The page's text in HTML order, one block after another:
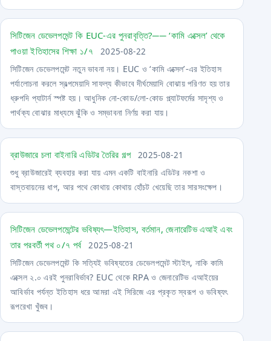
সিটিজেন ডেভেলপমেন্ট কি EUC-এর পুনরাবৃত্তি?── ‘কামি এক্সেল’ থেকে
পাওয়া ইতিহাসের শিক্ষা ১/৭
2025-08-22
সিটিজেন ডেভেলপমেন্ট নতুন ভাবনা নয়। EUC ও ‘কামি এক্সেল’-এর ইতিহাস
পর্যালোচনা করলে স্বল্পমেয়াদি সাফল্য কীভাবে দীর্ঘমেয়াদি বোঝায় পরিণত হয় তার
ধ্রুপদি প্যাটার্ন স্পষ্ট হয়। আধুনিক নো-কোড/লো-কোড প্ল্যাটফর্মের সাদৃশ্য ও
পার্থক্য বোঝার মাধ্যমে ঝুঁকি ও সম্ভাবনা নির্ণয় করা যায়।
ব্রাউজারে চলা বাইনারি এডিটর তৈরির গল্প 2025-08-21
শুধু ব্রাউজারেই ব্যবহার করা যায় এমন একটি বাইনারি এডিটর নকশা ও
বাস্তবায়নের ধাপ, আর পথে কোথায় কোথায় হোঁচট খেয়েছি তার সারসংক্ষেপ।
সিটিজেন ডেভেলপমেন্টের ভবিষ্যৎ—ইতিহাস, বর্তমান, জেনারেটিভ এআই এবং
তার পরবর্তী পথ ০/৭ পর্ব
2025-08-21
সিটিজেন ডেভেলপমেন্ট কি সত্যিই ভবিষ্যতের ডেভেলপমেন্ট স্টাইল, নাকি কামি
এক্সেল ২.০ এরই পুনরাবির্ভাব? EUC থেকে RPA ও জেনারেটিভ এআইয়ের
আবির্ভাব পর্যন্ত ইতিহাস ধরে আমরা এই সিরিজে এর প্রকৃত স্বরূপ ও ভবিষ্যৎ
রূপরেখা খুঁজব।